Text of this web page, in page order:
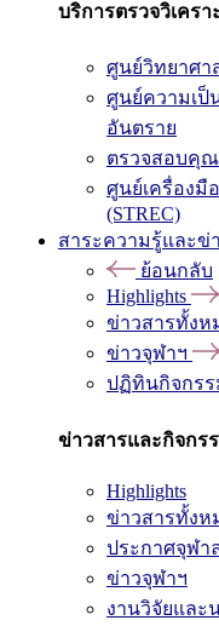
บริการตรวจวิเคร
ศูนย์วิทยาศา
ศูนย์ความเป็
อันตราย
ตรวจสอบคุ
ศูนย์เครื่องมื
(STREC)
สาระความรู้และข่
ย้อนกลับ
Highlights
ข่าวสารทั้งห
ข่าวจุฬาฯ
ปฏิทินกิจกรร
ข่าวสารและกิจกร
Highlights
ข่าวสารทั้งห
ประกาศจุฬา
ข่าวจุฬาฯ
งานวิจัยและ